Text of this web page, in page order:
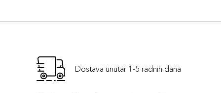
Dostava unutar 1-5 radnih dana